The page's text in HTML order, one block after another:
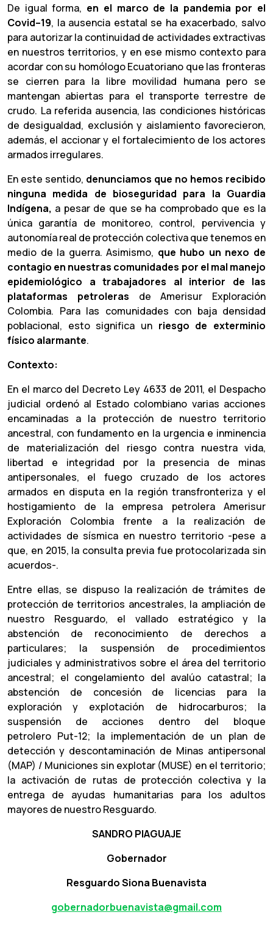
De igual forma, en el marco de la pandemia por el
Covid–19, la ausencia estatal se ha exacerbado, salvo
para autorizar la continuidad de actividades extractivas
en nuestros territorios, y en ese mismo contexto para
acordar con su homólogo Ecuatoriano que las fronteras
se cierren para la libre movilidad humana pero se
mantengan abiertas para el transporte terrestre de
crudo. La referida ausencia, las condiciones históricas
de desigualdad, exclusión y aislamiento favorecieron,
además, el accionar y el fortalecimiento de los actores
armados irregulares.
En este sentido, denunciamos que no hemos recibido
ninguna medida de bioseguridad para la Guardia
Indígena, a pesar de que se ha comprobado que es la
única garantía de monitoreo, control, pervivencia y
autonomía real de protección colectiva que tenemos en
medio de la guerra. Asimismo, que hubo un nexo de
contagio en nuestras comunidades por el mal manejo
epidemiológico a trabajadores al interior de las
plataformas petroleras de Amerisur Exploración
Colombia. Para las comunidades con baja densidad
poblacional, esto significa un riesgo de exterminio
físico alarmante.
Contexto:
En el marco del Decreto Ley 4633 de 2011, el Despacho
judicial ordenó al Estado colombiano varias acciones
encaminadas a la protección de nuestro territorio
ancestral, con fundamento en la urgencia e inminencia
de materialización del riesgo contra nuestra vida,
libertad e integridad por la presencia de minas
antipersonales, el fuego cruzado de los actores
armados en disputa en la región transfronteriza y el
hostigamiento de la empresa petrolera Amerisur
Exploración Colombia frente a la realización de
actividades de sísmica en nuestro territorio -pese a
que, en 2015, la consulta previa fue protocolarizada sin
acuerdos-.
Entre ellas, se dispuso la realización de trámites de
protección de territorios ancestrales, la ampliación de
nuestro Resguardo, el vallado estratégico y la
abstención de reconocimiento de derechos a
particulares; la suspensión de procedimientos
judiciales y administrativos sobre el área del territorio
ancestral; el congelamiento del avalúo catastral; la
abstención de concesión de licencias para la
exploración y explotación de hidrocarburos; la
suspensión de acciones dentro del bloque
petrolero Put-12; la implementación de un plan de
detección y descontaminación de Minas antipersonal
(MAP) / Municiones sin explotar (MUSE) en el territorio;
la activación de rutas de protección colectiva y la
entrega de ayudas humanitarias para los adultos
mayores de nuestro Resguardo.
SANDRO PIAGUAJE
Gobernador
Resguardo Siona Buenavista
gobernadorbuenavista@gmail.com